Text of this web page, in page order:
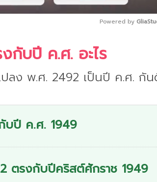
Powered by
กับปี ค.ศ. อะไร
ลง พ.ศ. 2492 เป็นปี ค.ศ. กั
ปี ค.ศ. 1949
ตรงกับปีคริสต์ศักราช 1949